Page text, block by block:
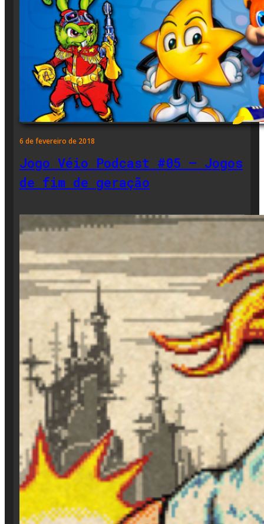
6 de fevereiro de 2018
Jogo Véio Podcast #05 – Jogos
de fim de geração